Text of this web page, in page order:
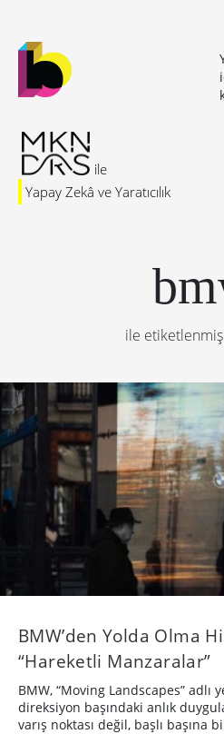
Yapay Zekâ ve Yaratıcılık
ile
BMW’den Yolda Olma
“Hareketli Manzaralar”
BMW, “Moving Landscapes” adlı
direksiyon başındaki anlık
varış noktası değil, başlı başına